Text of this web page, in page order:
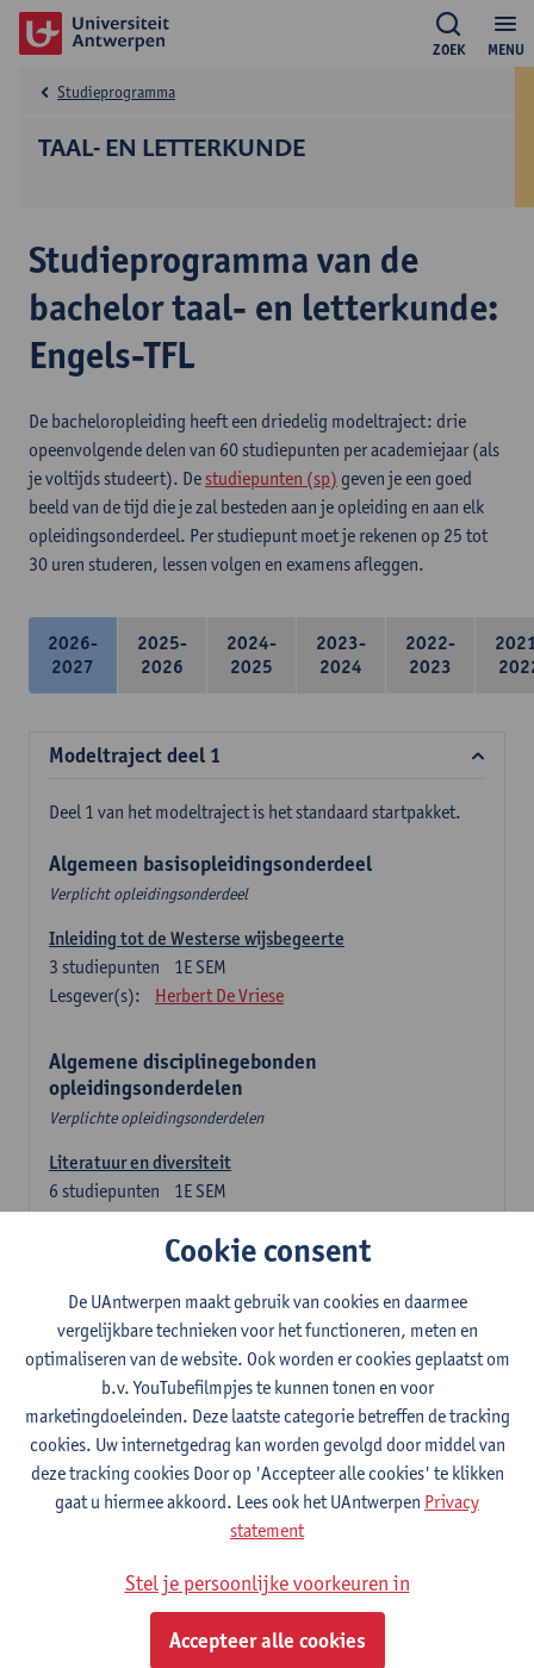
MENU
ZOEK
TAAL- EN LETTERKUNDE
Studieprogramma
Studieprogramma van de
bachelor taal- en letterkunde:
Engels-TFL
De bacheloropleiding heeft een driedelig modeltraject: drie
opeenvolgende delen van 60 studiepunten per academiejaar (als
je voltijds studeert). De studiepunten (sp) geven je een goed
beeld van de tijd die je zal besteden aan je opleiding en aan elk
opleidingsonderdeel. Per studiepunt moet je rekenen op 25 tot
30 uren studeren, lessen volgen en examens afleggen.
2026-
2027
2025-
2026
2024-
2025
2023-
2024
2022-
2023
Modeltraject deel 1
Deel 1 van het modeltraject is het standaard startpakket.
Algemeen basisopleidingsonderdeel
Verplicht opleidingsonderdeel
Inleiding tot de Westerse wijsbegeerte
1E SEM
3 studiepunten
Lesgever(s):
Herbert De Vriese
Algemene disciplinegebonden
opleidingsonderdelen
Verplichte opleidingsonderdelen
Literatuur en diversiteit
1E SEM
6 studiepunten
Lesgever(s):
Remco Sleiderink
Inleiding tot de algemene taalwetenschap
2E SEM
studiepunten
Lesgever(s):
Astrid De Wit Peter Petré
Engels: verplichte opleidingsonderdelen
Engels: taalbeheersing 1
1E SEM
3studiepunten
Lesgever(s):
Marilize Pretorius
Alena Anishchanka
Pauline Jadoulle
Engels: Taalbeheersing 2
2E SEM
studiepunten
Jennifer Thewissen
Pauline Jadoulle
Alena Anishchanka
Marilize Pretorius
Cookie consent
De UAntwerpen maakt gebruik van cookies en daarmee
vergelijkbare technieken voor het functioneren, meten en
optimaliseren van de website. Ook worden er cookies geplaatst om
b.v. YouTubefilmpjes te kunnen tonen en voor
marketingdoeleinden. Deze laatste categorie betreffen de tracking
cookies. Uw internetgedrag kan worden gevolgd door middel van
deze tracking cookies Door op 'Accepteer alle cookies' te klikken
gaat u hiermee akkoord. Lees ook het UAntwerpen Privacy
statement
Stel je persoonlijke voorkeuren in
Accepteer alle cookies